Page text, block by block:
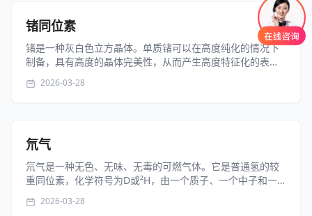
锗同位素
锗是一种灰白色立方晶体。单质锗可以在高度纯化的情况下
制备，具有高度的晶体完美性，从而产生高度特征化的表
和王水的侵蚀，但在没有溶解氧的情况下，在水、酸和碱中
2026-03-28
氘气
‌氘气是一种无色、无味、无毒的可燃气体‌。它是普通氢的较
重同位素，化学符号为D或²H，由一个质子、一个中子和一
构体混合物的平衡组成为2：1，这种氘称为常态氘。降低温
2026-03-28